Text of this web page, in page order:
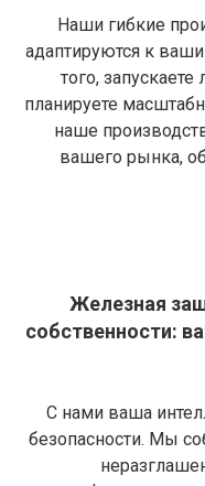
Наши гибкие
адаптируются к
того,
планируете
наше
вашего рынка,
Железная
собственности:
С нами ваша
безопасности. Мы